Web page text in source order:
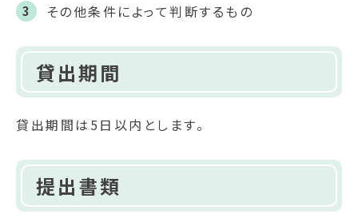
その他条件によって判断するもの
貸出期間
貸出期間は5日以内とします。
提出書類